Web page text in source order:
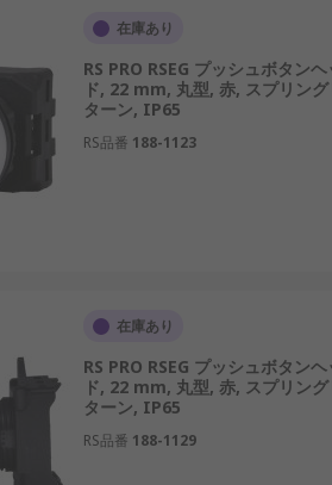
在庫あり
RS PRO RSEG プッシュボタンヘ
ド, 22 mm, 丸型, 赤, スプリング
ターン, IP65
RS品番 188-1123
在庫あり
RS PRO RSEG プッシュボタンヘ
ド, 22 mm, 丸型, 赤, スプリング
ターン, IP65
RS品番 188-1129